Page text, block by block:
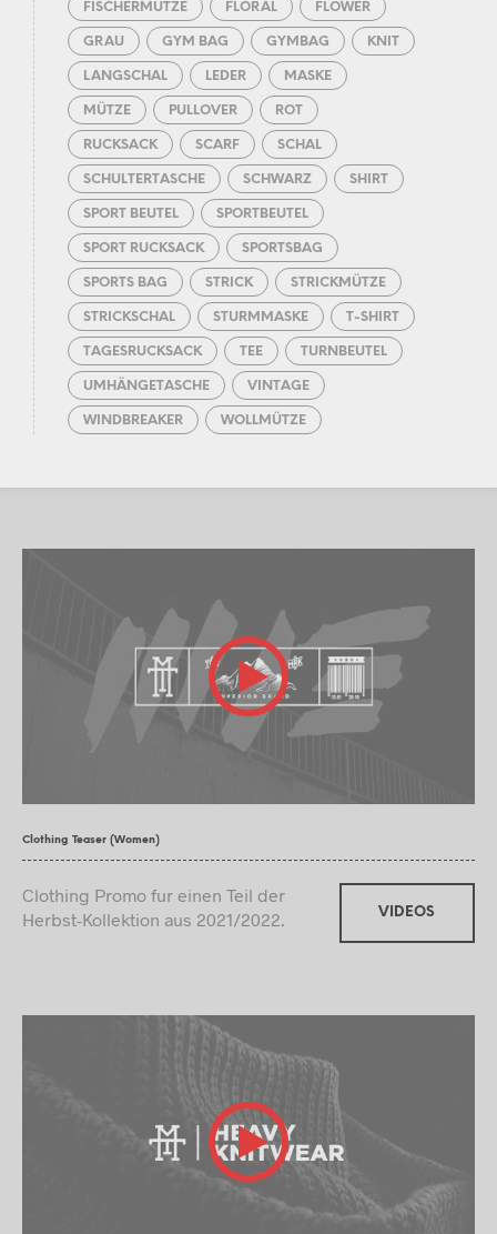
FISCHERMÜTZE FLORAL FLOWER
GRAU GYM BAG GYMBAG KNIT
LANGSCHAL LEDER MASKE
MÜTZE PULLOVER ROT
RUCKSACK SCARF SCHAL
SCHULTERTASCHE SCHWARZ SHIRT
SPORT BEUTEL SPORTBEUTEL
SPORT RUCKSACK SPORTSBAG
SPORTS BAG STRICK STRICKMÜTZE
STRICKSCHAL STURMMASKE T-SHIRT
TAGESRUCKSACK TEE TURNBEUTEL
UMHÄNGETASCHE VINTAGE
WINDBREAKER WOLLMÜTZE
Clothing Teaser (Women)
Clothing Promo fur einen Teil der
Herbst-Kollektion aus 2021/2022.
VIDEOS